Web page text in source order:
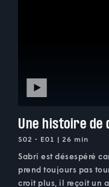
Une histoire de
S02 • E01 | 26 min
Sabri est désespéré
prend toujours pas
croit plus, il reçoit un